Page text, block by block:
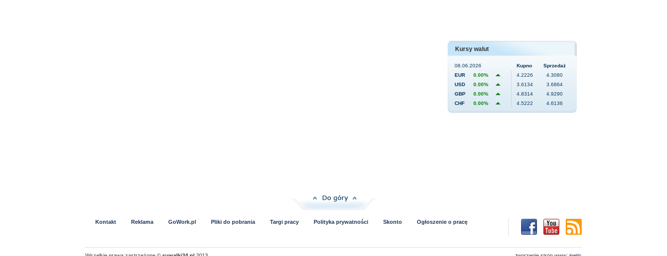
Kursy walut
08.06.2026 Kupno
Sprzedaż
EUR
0.00% 4.2226
4.3080
USD
0.00% 3.6134
3.6864
GBP
0.00% 4.8314
4.9290
CHF
0.00% 4.5222 4.6136
Kontakt Reklama GoWork.pl Pliki do pobrania Targi pracy Polityka prywatności Skonto Ogłoszenie o pracę